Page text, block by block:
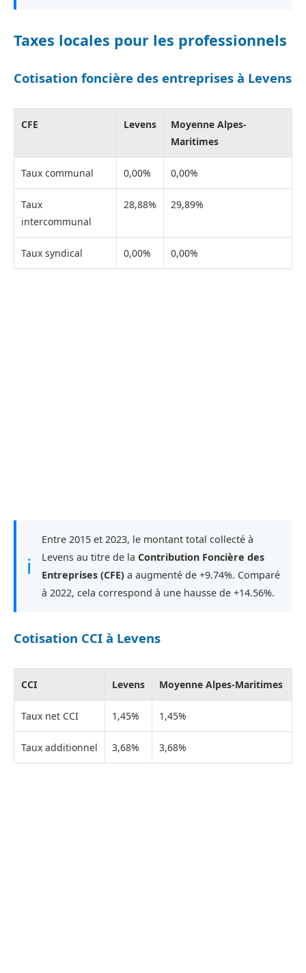
Taxes locales pour les professionnels
Cotisation foncière des entreprises à Levens
CFE Levens
Moyenne Alpes-
Maritimes
Taux communal 0,00% 0,00%
Taux
intercommunal
28,88% 29,89%
Taux syndical 0,00% 0,00%
ℹ
Entre 2015 et 2023, le montant total collecté à
Levens au titre de la Contribution Foncière des
Entreprises (CFE) a augmenté de +9.74%. Comparé
à 2022, cela correspond à une hausse de +14.56%.
Cotisation CCI à Levens
CCI Levens Moyenne Alpes-Maritimes
Taux net CCI 1,45% 1,45%
Taux additionnel 3,68% 3,68%